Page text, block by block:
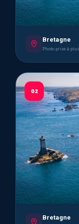
Bretagne
Photo prise à
02
Bretagne